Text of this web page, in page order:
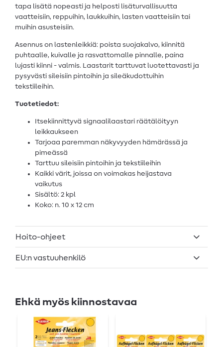
tapa lisätä nopeasti ja helposti lisäturvallisuutta
vaatteisiin, reppuihin, laukkuihin, lasten vaatteisiin tai
muihin asusteisiin.
Asennus on lastenleikkiä: poista suojakalvo, kiinnitä
puhtaalle, kuivalle ja rasvattomalle pinnalle, paina
lujasti kiinni - valmis. Laastarit tarttuvat luotettavasti ja
pysyvästi sileisiin pintoihin ja sileäkudottuihin
tekstiileihin.
Tuotetiedot:
Itsekiinnittyvä signaalilaastari räätälöityyn
leikkaukseen
Tarjoaa paremman näkyvyyden hämärässä ja
pimeässä
Tarttuu sileisiin pintoihin ja tekstiileihin
Kaikki värit, joissa on voimakas heijastava
vaikutus
Sisältö: 2 kpl
Koko: n. 10 x 12 cm
Hoito-ohjeet
EU:n vastuuhenkilö
Ehkä myös kiinnostavaa